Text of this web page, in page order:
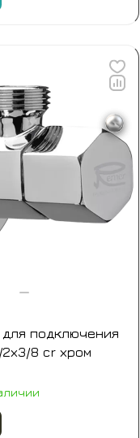
подключения
8 cr хром